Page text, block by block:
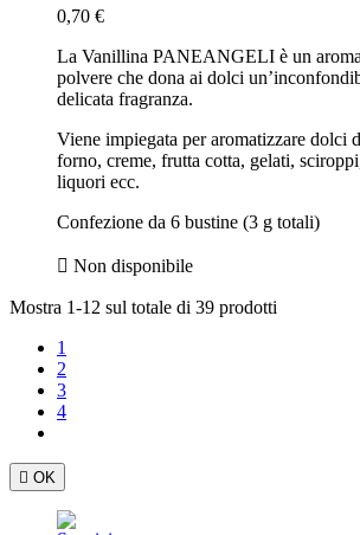
0,70 €
La Vanillina PANEANGELI è un
polvere che dona ai dolci
delicata fragranza.
Viene impiegata per aromatizzare dolci
forno, creme, frutta cotta, gelati,
liquori ecc.
Confezione da 6 bustine (3 g totali)
 Non disponibile
Mostra 1-12 sul totale di 39 prodotti
1
2
3
4
 OK